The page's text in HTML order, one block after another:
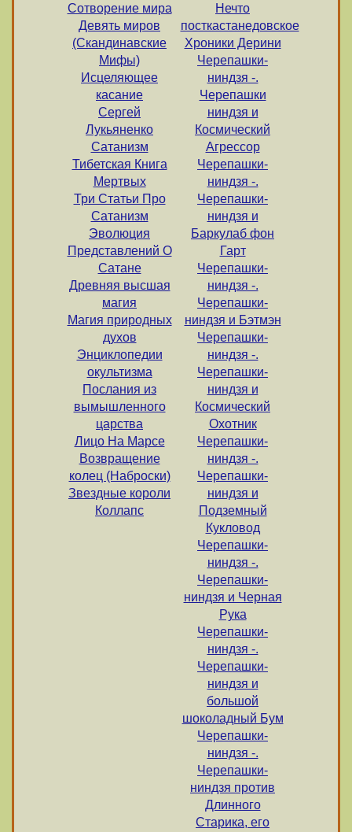
Сотворение мира
Девять миров
(Скандинавские
Мифы)
Исцеляющее
касание
Сергей
Лукьяненко
Сатанизм
Тибетская Книга
Мертвых
Три Статьи Про
Сатанизм
Эволюция
Представлений О
Сатане
Древняя высшая
магия
Магия природных
духов
Энциклопедии
окультизма
Послания из
вымышленного
царства
Лицо На Марсе
Возвращение
колец (Наброски)
Звездные короли
Коллапс
Нечто
посткастанедовское
Хроники Дерини
Черепашки-
ниндзя -.
Черепашки
ниндзя и
Космический
Агрессор
Черепашки-
ниндзя -.
Черепашки-
ниндзя и
Баркулаб фон
Гарт
Черепашки-
ниндзя -.
Черепашки-
ниндзя и Бэтмэн
Черепашки-
ниндзя -.
Черепашки-
ниндзя и
Космический
Охотник
Черепашки-
ниндзя -.
Черепашки-
ниндзя и
Подземный
Кукловод
Черепашки-
ниндзя -.
Черепашки-
ниндзя и Черная
Рука
Черепашки-
ниндзя -.
Черепашки-
ниндзя и
большой
шоколадный Бум
Черепашки-
ниндзя -.
Черепашки-
ниндзя против
Длинного
Старика, его